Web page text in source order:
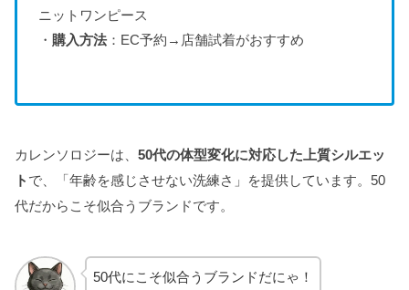
ニットワンピース
・ 購入方法：EC予約→店舗試着がおすすめ
カレンソロジーは、 50代の体型変化に対応した上質シルエッ
ト で、「年齢を感じさせない洗練さ」を提供しています。50
代だからこそ似合うブランドです。
50代にこそ似合うブランドだにゃ！